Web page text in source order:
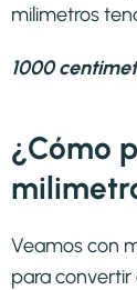
milimetros
1000
¿Cómo
Veamos con
para